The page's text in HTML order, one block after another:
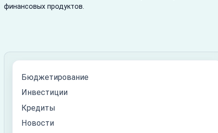
финансовых продуктов.
Бюджетирование
Инвестиции
Кредиты
Новости